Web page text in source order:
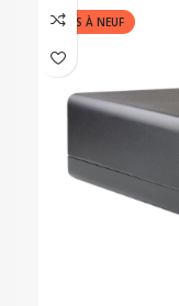
REMIS À NEUF